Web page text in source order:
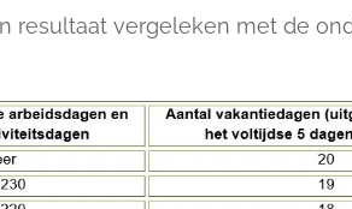
resultaat vergeleken met de